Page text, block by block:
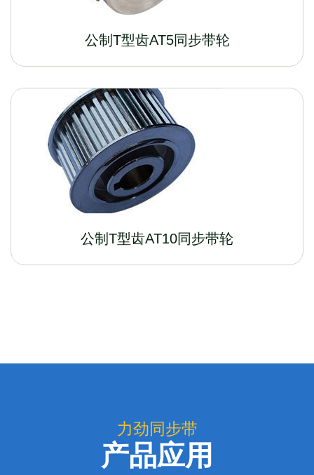
公制T型齿AT5同步带轮
公制T型齿AT10同步带轮
力劲同步带
产品应用